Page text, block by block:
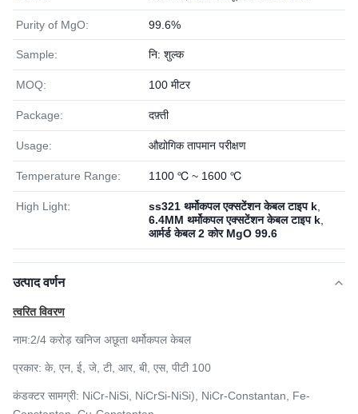
Purity of MgO: 99.6%
Sample: नि: शुल्क
MOQ: 100 मीटर
Package: दफ़्ती
Usage: औद्योगिक तापमान परीक्षण
Temperature Range: 1100 ℃ ~ 1600 ℃
High Light: ss321 थर्मोकपल एक्सटेंशन केबल टाइप k
6.4MM थर्मोकपल एक्सटेंशन केबल टाइप k
आर्मर्ड केबल 2 कोर MgO 99.6
उत्पाद वर्णन
त्वरित विवरण
नाम:2/4 करोड़ खनिज अछूता थर्मोकपल केबल
प्रकार: के, एन, ई, जे, टी, आर, बी, एस, पीटी 100
कंडक्टर सामग्री: NiCr-NiSi, NiCrSi-NiSi), NiCr-Constantan, Fe-